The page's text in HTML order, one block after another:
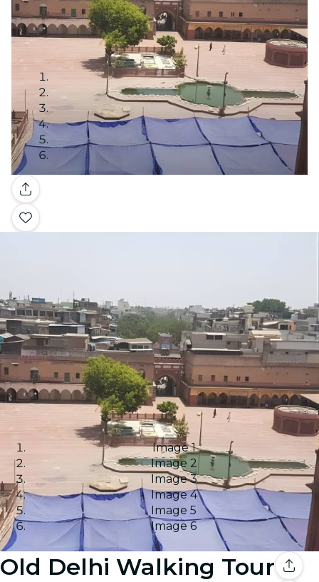
Galerie
Image 1
Image 2
Image 3
Image 4
Image 5
Image 6
Old Delhi Walking Tour